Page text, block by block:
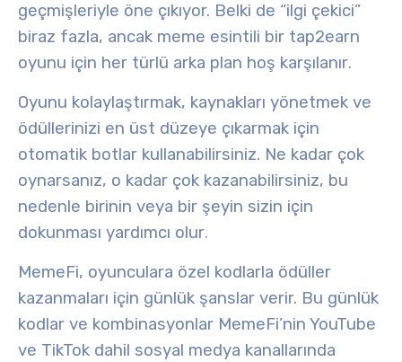
geçmişleriyle öne çıkıyor. Belki de “ilgi çekici”
biraz fazla, ancak meme esintili bir tap2earn
oyunu için her türlü arka plan hoş karşılanır.
Oyunu kolaylaştırmak, kaynakları yönetmek ve
ödüllerinizi en üst düzeye çıkarmak için
otomatik botlar kullanabilirsiniz. Ne kadar çok
oynarsanız, o kadar çok kazanabilirsiniz, bu
nedenle birinin veya bir şeyin sizin için
dokunması yardımcı olur.
MemeFi, oyunculara özel kodlarla ödüller
kazanmaları için günlük şanslar verir. Bu günlük
kodlar ve kombinasyonlar MemeFi’nin YouTube
ve TikTok dahil sosyal medya kanallarında